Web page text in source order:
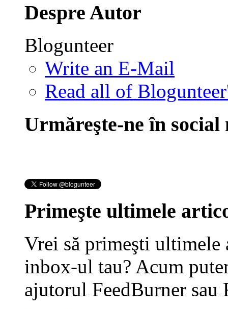
Despre Autor
Blogunteer
Write an E-Mail
Read all of
Urmăreşte-ne în social
Primeşte ultimele
Vrei să primeşti
inbox-ul tau? Acum
ajutorul FeedBurner sau